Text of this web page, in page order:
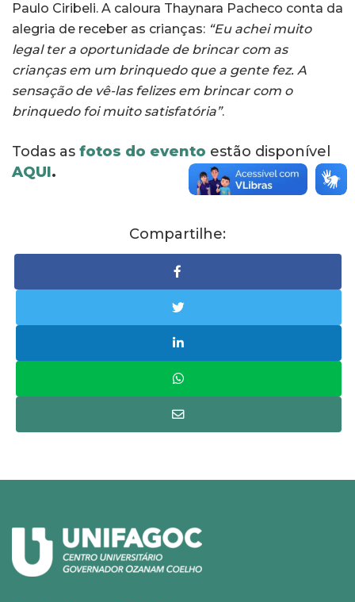
Paulo Ciribeli. A caloura Thaynara Pacheco conta da
alegria de receber as crianças: “Eu achei muito
legal ter a oportunidade de brincar com as
crianças em um brinquedo que a gente fez. A
sensação de vê-las felizes em brincar com o
brinquedo foi muito satisfatória”.
Todas as fotos do evento estão disponível
AQUI.
Compartilhe: